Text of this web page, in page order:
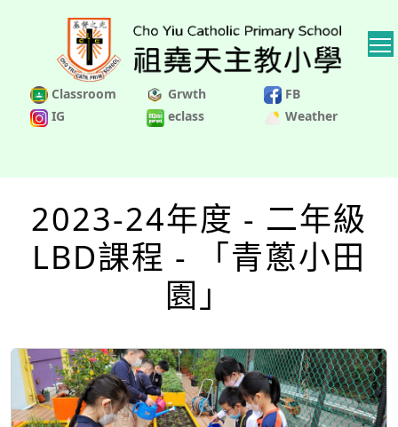
Classroom Grwth
FB
IG
eclass Weather
2023-24年度 - 二年級
LBD課程 - 「青蔥小田
園」